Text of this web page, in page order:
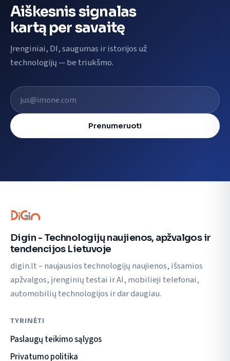
Aiškesnis signalas
kartą per savaitę
Įrenginiai, DI, saugumas ir istorijos už
technologijų — be triukšmo.
El. pašto adresas
Prenumeruoti
Digin - Technologijų naujienos, apžvalgos ir
tendencijos Lietuvoje
digin.lt – naujausios technologijų naujienos, išsamios
apžvalgos, įrenginių testai ir AI, mobilieji telefonai,
automobilių technologijos ir dar daugiau.
TYRINĖTI
Paslaugų teikimo sąlygos
Privatumo politika